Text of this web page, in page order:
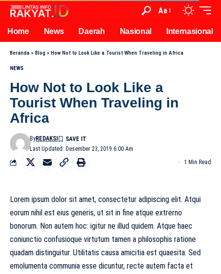
Aa
Home News Daerah Nasional Internasional
Beranda » Blog » How Not to Look Like a Tourist When Traveling in Africa
NEWS
How Not to Look Like a
Tourist When Traveling in
Africa
Last Updated: Desember 23, 2019 6:00 Am
ByREDAKSI
1 Min Read
Lorem ipsum dolor sit amet, consectetur adipiscing elit. Atqui
eorum nihil est eius generis, ut sit in fine atque extrerno
bonorum. Non autem hoc: igitur ne illud quidem. Atque haec
coniunctio confusioque virtutum tamen a philosophis ratione
quadam distinguitur. Utilitatis causa amicitia est quaesita. Sed
emolumenta communia esse dicuntur, recte autem facta et